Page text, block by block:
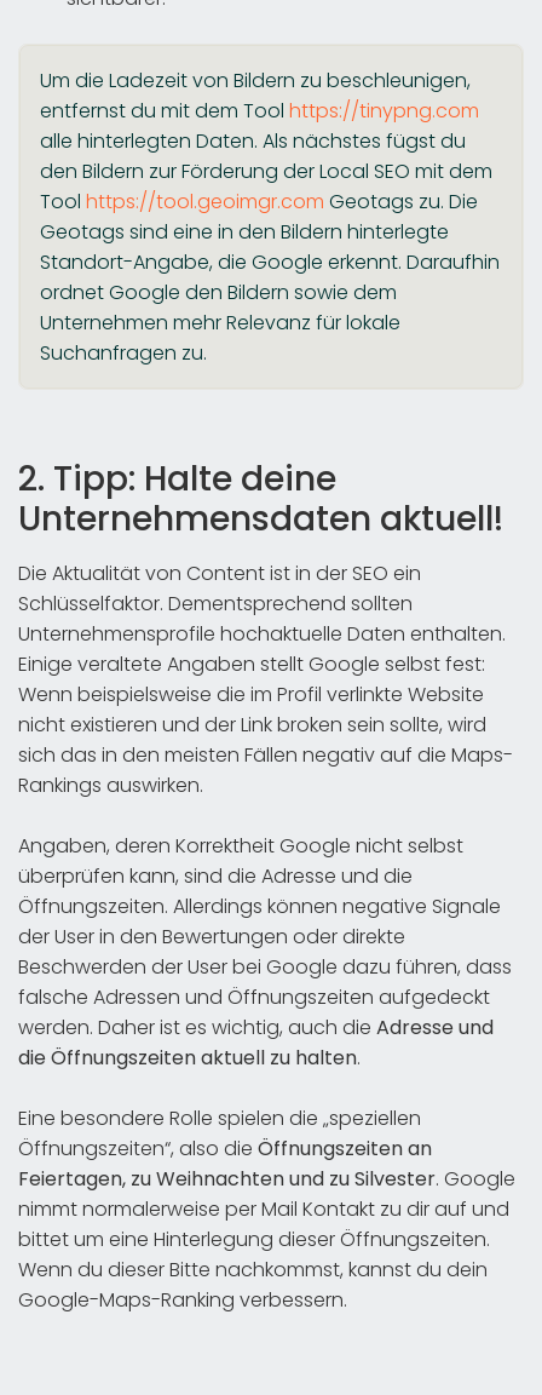
Um die Ladezeit von Bildern zu beschleunigen,
entfernst du mit dem Tool https://tinypng.com
alle hinterlegten Daten. Als nächstes fügst du
den Bildern zur Förderung der Local SEO mit dem
Tool https://tool.geoimgr.com Geotags zu. Die
Geotags sind eine in den Bildern hinterlegte
Standort-Angabe, die Google erkennt. Daraufhin
ordnet Google den Bildern sowie dem
Unternehmen mehr Relevanz für lokale
Suchanfragen zu.
2. Tipp: Halte deine
Unternehmensdaten aktuell!
Die Aktualität von Content ist in der SEO ein
Schlüsselfaktor. Dementsprechend sollten
Unternehmensprofile hochaktuelle Daten enthalten.
Einige veraltete Angaben stellt Google selbst fest:
Wenn beispielsweise die im Profil verlinkte Website
nicht existieren und der Link broken sein sollte, wird
sich das in den meisten Fällen negativ auf die Maps-
Rankings auswirken.
Angaben, deren Korrektheit Google nicht selbst
überprüfen kann, sind die Adresse und die
Öffnungszeiten. Allerdings können negative Signale
der User in den Bewertungen oder direkte
Beschwerden der User bei Google dazu führen, dass
falsche Adressen und Öffnungszeiten aufgedeckt
werden. Daher ist es wichtig, auch die Adresse und
die Öffnungszeiten aktuell zu halten.
Eine besondere Rolle spielen die „speziellen
Öffnungszeiten“, also die Öffnungszeiten an
Feiertagen, zu Weihnachten und zu Silvester. Google
nimmt normalerweise per Mail Kontakt zu dir auf und
bittet um eine Hinterlegung dieser Öffnungszeiten.
Wenn du dieser Bitte nachkommst, kannst du dein
Google-Maps-Ranking verbessern.